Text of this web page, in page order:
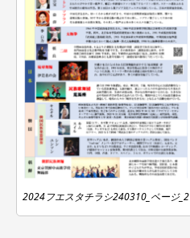
2024フエスタチラシ240310_ページ_2